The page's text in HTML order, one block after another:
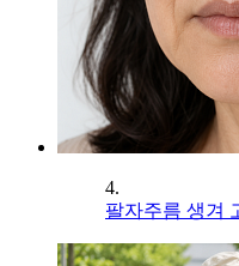
4.
팔자주름 생겨